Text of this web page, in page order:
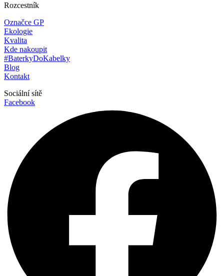
Rozcestník
Označce GP
Ekologie
Kvalita
Kde nakoupit
#BaterkyDoKabelky
Blog
Kontakt
Sociální sítě
Facebook